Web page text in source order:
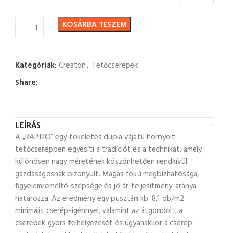
KOSÁRBA TESZEM
Kategóriák: Creaton, Tetőcserepek
Share:
LEÍRÁS
A „RAPIDO“ egy tökéletes dupla vájatú hornyolt
tetőcserépben egyesíti a tradíciót és a technikát, amely
különösen nagy méretének köszönhetően rendkívül
gazdaságosnak bizonyult. Magas fokú megbízhatósága,
figyelemreméltó szépsége és jó ár-teljesítmény-aránya
határozza. Az eredmény egy pusztán kb. 8,1 db/m2
minimális cserép-igénnyel, valamint az átgondolt, a
cserepek gyors felhelyezését és ugyanakkor a cserép-